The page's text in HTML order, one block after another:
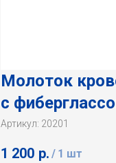
Молоток
с
Артикул: 20201
1 200 р. / 1 шт